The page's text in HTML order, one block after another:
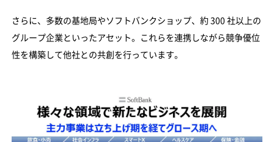
さらに、多数の基地局やソフトバンクショップ、約 300 社以上の
グループ企業といったアセット。これらを連携しながら競争優位
性を構築して他社との共創を行っています。